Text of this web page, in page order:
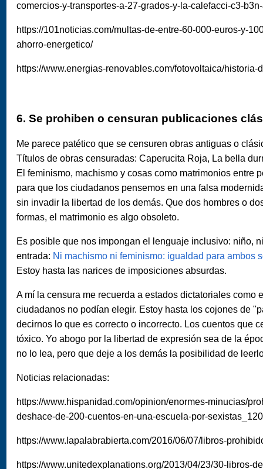
comercios-y-transportes-a-27-grados-y-la-calefacci-c3-
https://101noticias.com/multas-de-entre-60-000-euros-y-
ahorro-energetico/
https://www.energias-renovables.com/fotovoltaica/
6. Se prohiben o censuran publicaciones
Me parece patético que se censuren obras antiguas o
Títulos de obras censuradas: Caperucita Roja, La bella
El feminismo, machismo y cosas como matrimonios entre
para que los ciudadanos pensemos en una falsa
sin invadir la libertad de los demás. Que dos hombres o
formas, el matrimonio es algo obsoleto.
Es posible que nos impongan el lenguaje inclusivo: niño,
entrada: Ni machismo ni feminismo: igualdad para ambos
Estoy hasta las narices de imposiciones absurdas.
A mí la censura me recuerda a estados dictatoriales
ciudadanos no podían elegir. Estoy hasta los cojones de
decirnos lo que es correcto o incorrecto. Los cuentos que
tóxico. Yo abogo por la libertad de expresión sea de la
no lo lea, pero que deje a los demás la posibilidad de
Noticias relacionadas:
https://www.hispanidad.com/opinion/enormes-minucias/
deshace-de-200-cuentos-en-una-escuela-por-
https://www.lapalabrabierta.com/2016/06/07/libros-
https://www.unitedexplanations.org/2013/04/23/30-libros-